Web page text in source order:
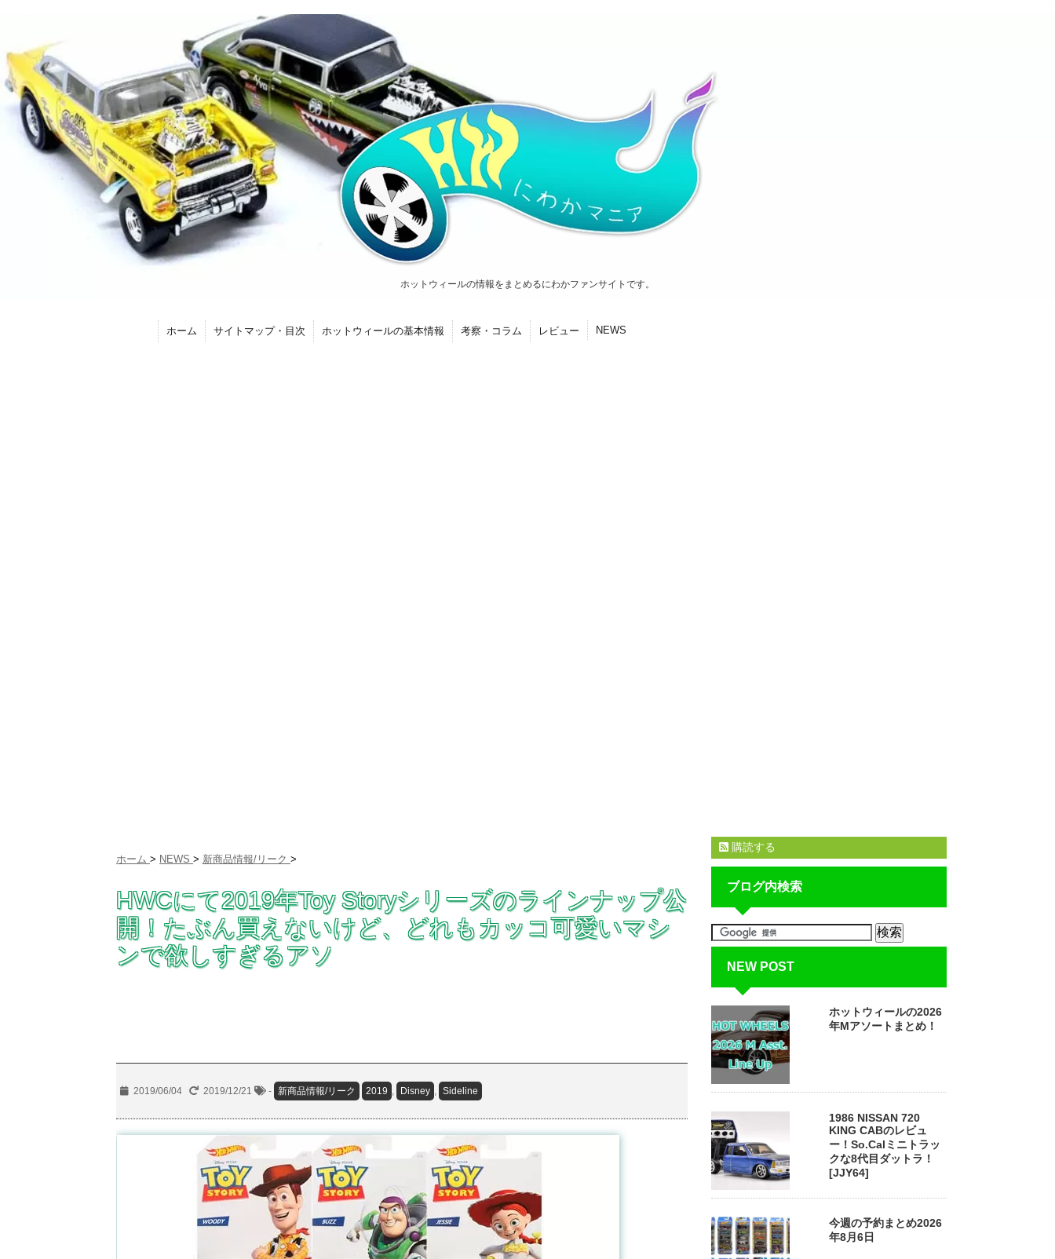
ホットウィールの情報をまとめるにわかファンサイトです。
ホーム サイトマップ・目次 ホットウィールの基本情報 考察・コラム レビュー NEWS
ホーム > NEWS > 新商品情報/リーク >
HWCにて2019年Toy Storyシリーズのラインナップ公
開！たぶん買えないけど、どれもカッコ可愛いマシ
ンで欲しすぎるアソ
2019/06/04 2019/12/21 - 新商品情報/リーク 2019 , Disney , Sideline
購読する
ブログ内検索
NEW POST
ホットウィールの2026
年Mアソートまとめ！
1986 NISSAN 720
KING CABのレビュ
ー！So.Calミニトラッ
クな8代目ダットラ！
[JJY64]
今週の予約まとめ2026
年8月6日